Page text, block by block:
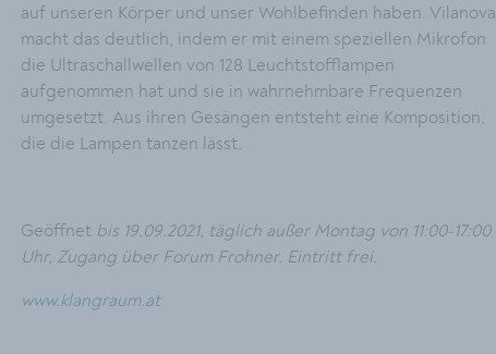
auf unseren Körper und unser Wohlbefinden haben. Vilanova
macht das deutlich, indem er mit einem speziellen Mikrofon
die Ultraschallwellen von 128 Leuchtstofflampen
aufgenommen hat und sie in wahrnehmbare Frequenzen
umgesetzt. Aus ihren Gesängen entsteht eine Komposition,
die die Lampen tanzen lässt.
Geöffnet bis 19.09.2021, täglich außer Montag von 11:00-17:00
Uhr, Zugang über Forum Frohner. Eintritt frei.
www.klangraum.at